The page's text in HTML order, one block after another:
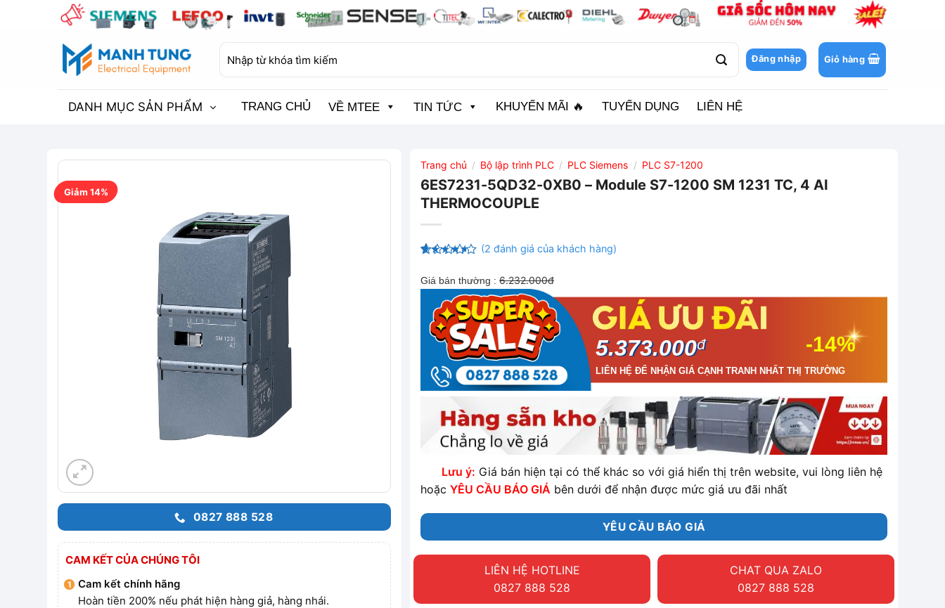
kiếm:
Đăng nhập Giỏ hàng
DANH MỤC SẢN PHẨM TRANG CHỦ VỀ MTEE TIN TỨC KHUYẾN MÃI 🔥 TUYỂN DỤNG LIÊN HỆ
Giảm 14%
0827 888 528
CAM KẾT CỦA CHÚNG TÔI
Cam kết chính hãng
Hoàn tiền 200% nếu phát hiện hàng giả, hàng nhái.
Trang chủ / Bộ lập trình PLC / PLC Siemens / PLC S7-1200
6ES7231-5QD32-0XB0 – Module S7-1200 SM 1231 TC, 4 AI
THERMOCOUPLE
dựa trên
đánh giá
(2 đánh giá của khách hàng)
Giá bán thường :6.232.000đ
-14%
5.373.000đ
LIÊN HỆ ĐỂ NHẬN GIÁ CẠNH TRANH NHẤT THỊ TRƯỜNG
Lưu ý: Giá bán hiện tại có thể khác so với giá hiển thị trên website, vui lòng liên hệ
hoặcYÊU CẦU BÁO GIÁ bên dưới để nhận được mức giá ưu đãi nhất
YÊU CẦU BÁO GIÁ
LIÊN HỆ HOTLINE
0827 888 528
CHAT QUA ZALO
0827 888 528